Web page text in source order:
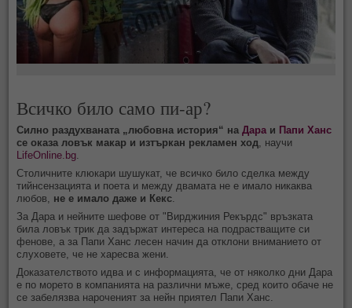
Всичко било само пи-ар?
Силно раздухваната „любовна история“ наДара и Папи Ханс
се оказа ловък макар и изтъркан рекламен ход , научи
LifeOnline.bg
Столичните клюкари шушукат, че всичко било сделка между
тийнсензацията и поета и между двамата не е имало никаква
любов, не е имало даже и Кекс
За Дара и нейните шефове от "Вирджиния Рекърдс" връзката
била ловък трик да задържат интереса на подрастващите си
фенове, а за Папи Ханс лесен начин да отклони вниманието от
слуховете, че не харесва жени.
Доказателството идва и с информацията, че от няколко дни Дара
е по морето в компанията на различни мъже, сред които обаче не
се забелязва нароченият за нейн приятел Папи Ханс.